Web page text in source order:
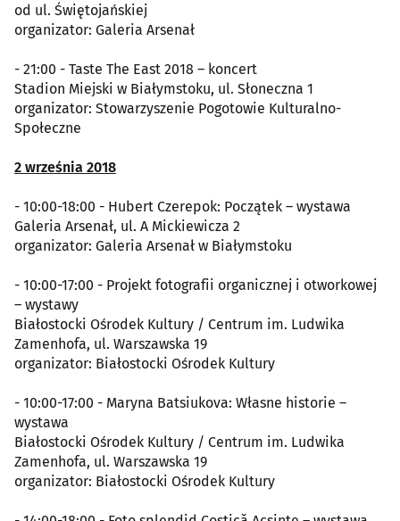
od ul. Świętojańskiej
organizator: Galeria Arsenał
- 21:00 - Taste The East 2018 – koncert
Stadion Miejski w Białymstoku, ul. Słoneczna 1
organizator: Stowarzyszenie Pogotowie Kulturalno-
Społeczne
2 września 2018
- 10:00-18:00 - Hubert Czerepok: Początek – wystawa
Galeria Arsenał, ul. A Mickiewicza 2
organizator: Galeria Arsenał w Białymstoku
- 10:00-17:00 - Projekt fotografii organicznej i otworkowej
– wystawy
Białostocki Ośrodek Kultury / Centrum im. Ludwika
Zamenhofa, ul. Warszawska 19
organizator: Białostocki Ośrodek Kultury
- 10:00-17:00 - Maryna Batsiukova: Własne historie –
wystawa
Białostocki Ośrodek Kultury / Centrum im. Ludwika
Zamenhofa, ul. Warszawska 19
organizator: Białostocki Ośrodek Kultury